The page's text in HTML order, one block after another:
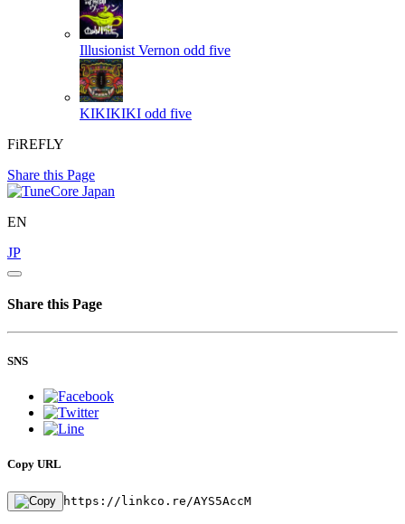
Illusionist Vernon odd five
KIKIKIKI odd five
FiREFLY
Share this Page
EN
JP
Share this Page
SNS
Copy URL
https://linkco.re/AYS5AccM